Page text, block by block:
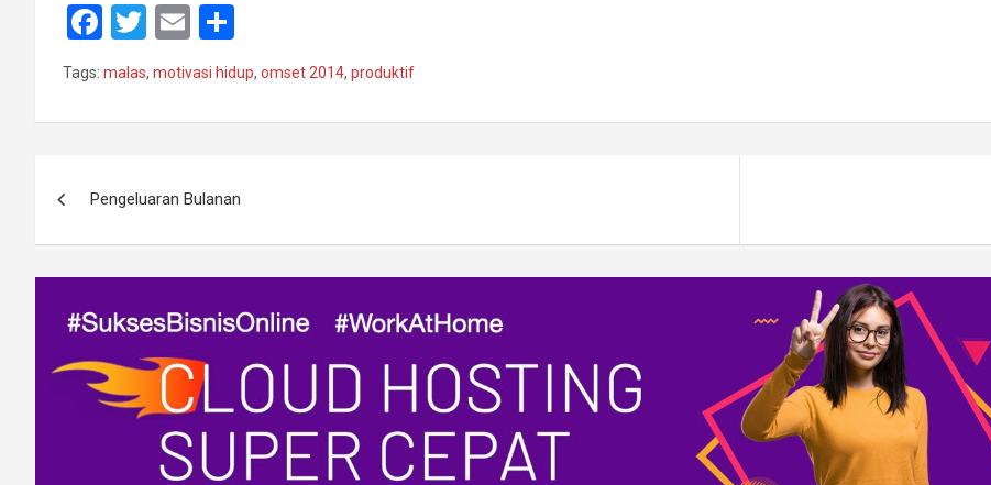
F
ce
b
o
k
T
wi
tt
er
E
m
ail
h
ar
e
Tags: malas, motivasi hidup, omset 2014, produktif
Pengeluaran Bulanan